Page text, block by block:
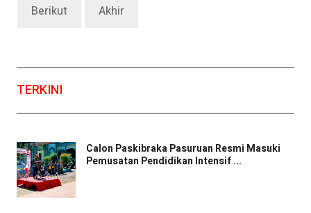
Berikut Akhir
TERKINI
Calon Paskibraka Pasuruan Resmi Masuki
Pemusatan Pendidikan Intensif ...